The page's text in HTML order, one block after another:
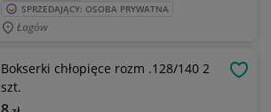
SPRZEDAJĄCY: OSOBA PRYWATNA
Łagów
Bokserki chłopięce rozm .128/140 2
szt.